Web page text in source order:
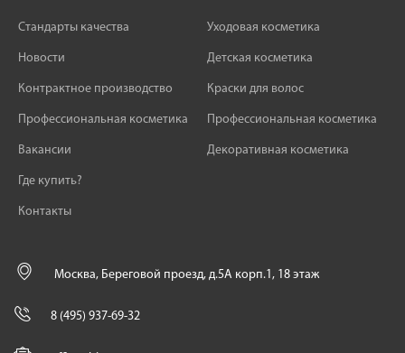
Стандарты качества
Новости
Контрактное производство
Профессиональная косметика
Вакансии
Где купить?
Контакты
Уходовая косметика
Детская косметика
Краски для волос
Профессиональная косметика
Декоративная косметика
Москва, Береговой проезд, д.5А корп.1, 18 этаж
8 (495) 937-69-32